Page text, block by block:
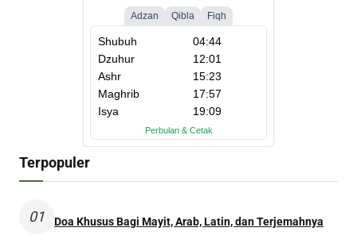
Terpopuler
01 Doa Khusus Bagi Mayit, Arab, Latin, dan Terjemahnya